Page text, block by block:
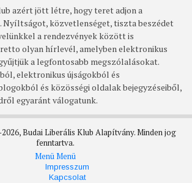
azért jött létre, hogy teret adjon a
Nyíltságot, közvetlenséget, tiszta beszédet
a rendezvények között is
olyan hírlevél, amelyben elektronikus
a legfontosabb megszólalásokat.
elektronikus újságokból és
és közösségi oldalak bejegyzéseiből,
egyaránt válogatunk.
Budai Liberális Klub Alapítvány. Minden jog
fenntartva.
MenüMenü
Impresszum
Kapcsolat